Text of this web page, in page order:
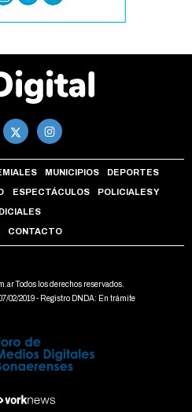
MUNICIPIOS DEPORTES
ESPECTÁCULOS POLICIALES Y
CONTACTO
Todos los derechos reservados.
02/2019 - Registro DNDA: En trámite